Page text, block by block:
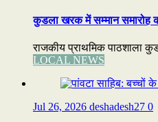
कुडला खरक में सम्मान समारोह
राजकीय प्राथमिक पाठशाला
LOCAL NEWS
Jul 26, 2026 deshadesh27 0